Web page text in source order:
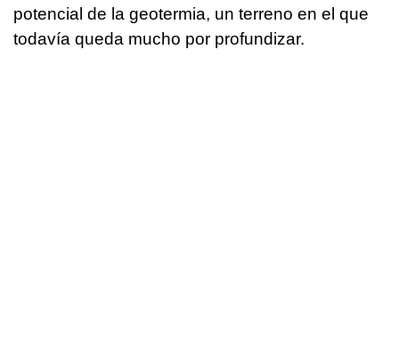
potencial de la geotermia, un terreno en el que
todavía queda mucho por profundizar.